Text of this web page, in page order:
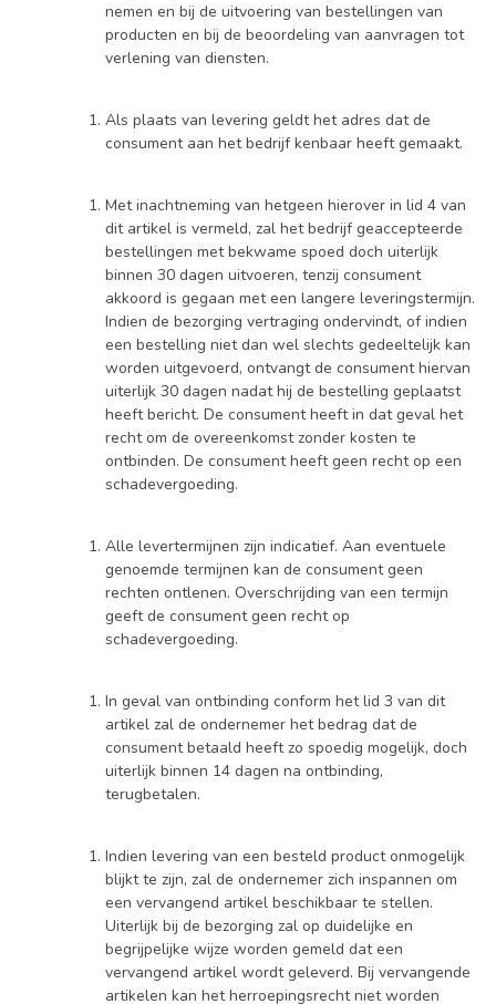
nemen en bij de uitvoering van bestellingen van
producten en bij de beoordeling van aanvragen tot
verlening van diensten.
Als plaats van levering geldt het adres dat de
consument aan het bedrijf kenbaar heeft gemaakt.
Met inachtneming van hetgeen hierover in lid 4 van
dit artikel is vermeld, zal het bedrijf geaccepteerde
bestellingen met bekwame spoed doch uiterlijk
binnen 30 dagen uitvoeren, tenzij consument
akkoord is gegaan met een langere leveringstermijn.
Indien de bezorging vertraging ondervindt, of indien
een bestelling niet dan wel slechts gedeeltelijk kan
worden uitgevoerd, ontvangt de consument hiervan
uiterlijk 30 dagen nadat hij de bestelling geplaatst
heeft bericht. De consument heeft in dat geval het
recht om de overeenkomst zonder kosten te
ontbinden. De consument heeft geen recht op een
schadevergoeding.
Alle levertermijnen zijn indicatief. Aan eventuele
genoemde termijnen kan de consument geen
rechten ontlenen. Overschrijding van een termijn
geeft de consument geen recht op
schadevergoeding.
In geval van ontbinding conform het lid 3 van dit
artikel zal de ondernemer het bedrag dat de
consument betaald heeft zo spoedig mogelijk, doch
uiterlijk binnen 14 dagen na ontbinding,
terugbetalen.
Indien levering van een besteld product onmogelijk
blijkt te zijn, zal de ondernemer zich inspannen om
een vervangend artikel beschikbaar te stellen.
Uiterlijk bij de bezorging zal op duidelijke en
begrijpelijke wijze worden gemeld dat een
vervangend artikel wordt geleverd. Bij vervangende
artikelen kan het herroepingsrecht niet worden